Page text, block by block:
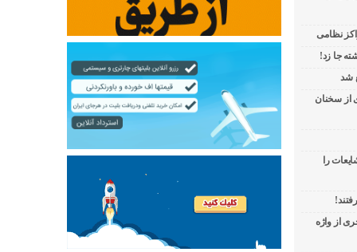
نظامی
جا زد!
شد
از سخنان
را
از واژه